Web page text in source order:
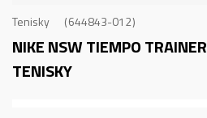
Tenisky 644843-012
NIKE NSW TIEMPO TRAINER
TENISKY